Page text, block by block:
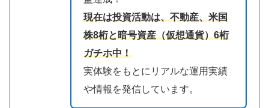
現在は投資活動は、不動産、米国
株8桁と暗号資産（仮想通貨）6桁
ガチホ中！
実体験をもとにリアルな運用実績
や情報を発信しています。